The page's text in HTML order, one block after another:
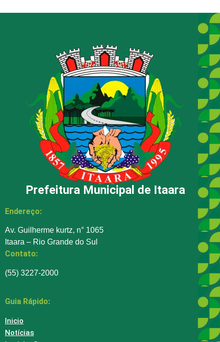
Prefeitura Municipal de Itaara
Endereço:
Av. Guilherme kurtz, n° 1065
Itaara – Rio Grande do Sul
Contato:
(55) 3227-2000
Guia Rápido:
Inicio
Notícias